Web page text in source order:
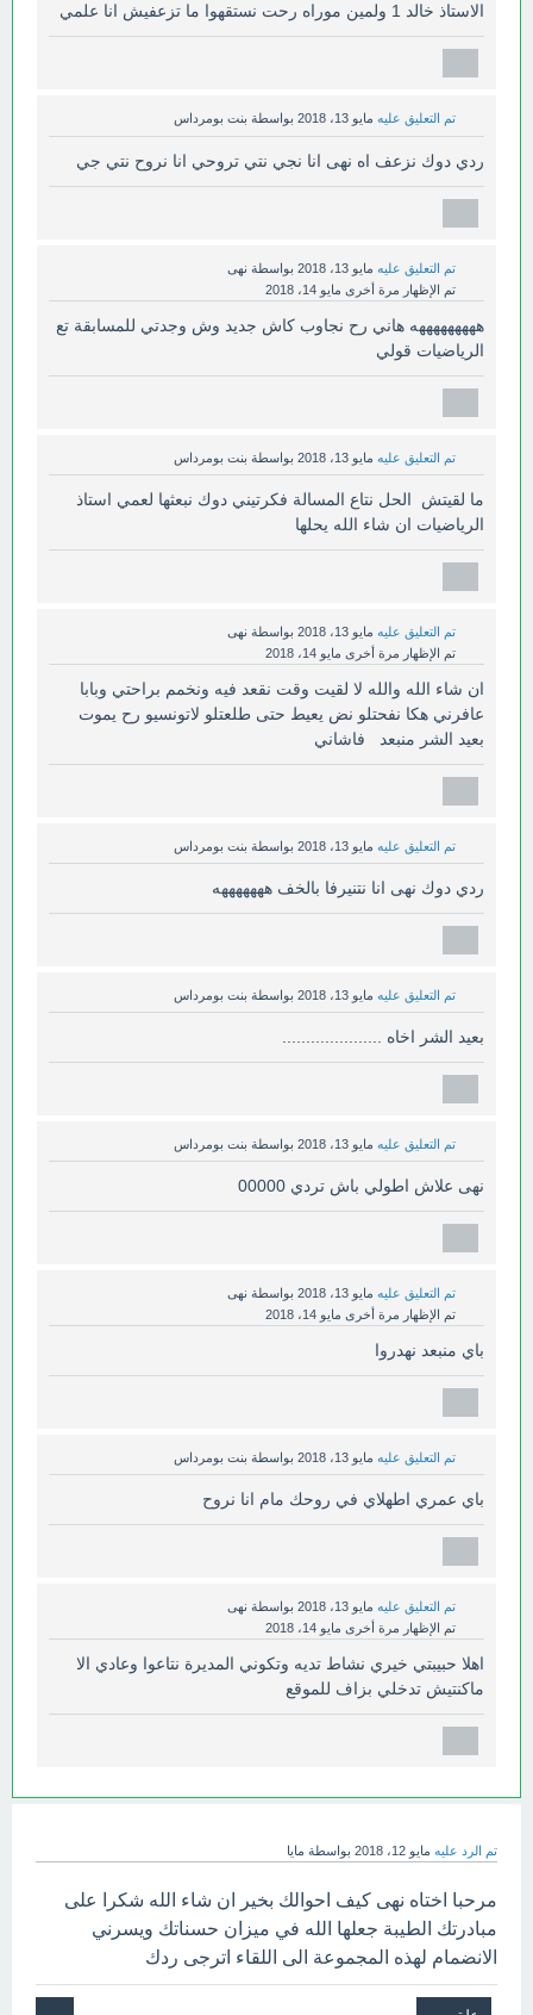
الاستاذ خالد 1 ولمين موراه رحت نستقهوا ما تزعفيش انا علمي
تم التعليق عليه مايو 13، 2018 بواسطة بنت بومرداس
ردي دوك نزعف اه نهى انا نجي نتي تروحي انا نروح نتي جي
تم التعليق عليه مايو 13، 2018 بواسطة نهى
تم الإظهار مرة أخرى مايو 14، 2018
هههههههههه هاني رح نجاوب كاش جديد وش وجدتي للمسابقة تع
الرياضيات قولي
تم التعليق عليه مايو 13، 2018 بواسطة بنت بومرداس
ما لقيتش الحل نتاع المسالة فكرتيني دوك نبعثها لعمي استاذ
الرياضيات ان شاء الله يحلها
تم التعليق عليه مايو 13، 2018 بواسطة نهى
تم الإظهار مرة أخرى مايو 14، 2018
ان شاء الله والله لا لقيت وقت نقعد فيه ونخمم براحتي وبابا
عافرني هكا نفحتلو نض يعيط حتى طلعتلو لاتونسيو رح يموت
بعيد الشر منبعد فاشاني
تم التعليق عليه مايو 13، 2018 بواسطة بنت بومرداس
ردي دوك نهى انا نتنيرفا بالخف هههههههه
تم التعليق عليه مايو 13، 2018 بواسطة بنت بومرداس
بعيد الشر اخاه .....................
تم التعليق عليه مايو 13، 2018 بواسطة بنت بومرداس
نهى علاش اطولي باش تردي 00000
تم التعليق عليه مايو 13، 2018 بواسطة نهى
تم الإظهار مرة أخرى مايو 14، 2018
باي منبعد نهدروا
تم التعليق عليه مايو 13، 2018 بواسطة بنت بومرداس
باي عمري اطهلاي في روحك مام انا نروح
تم التعليق عليه مايو 13، 2018 بواسطة نهى
تم الإظهار مرة أخرى مايو 14، 2018
اهلا حبيبتي خيري نشاط تديه وتكوني المديرة نتاعوا وعادي الا
ماكنتيش تدخلي بزاف للموقع
تم الرد عليه مايو 12، 2018 بواسطة مايا
مرحبا اختاه نهى كيف احوالك بخير ان شاء الله شكرا على
مبادرتك الطيبة جعلها الله في ميزان حسناتك ويسرني
الانضمام لهذه المجموعة الى اللقاء اترجى ردك